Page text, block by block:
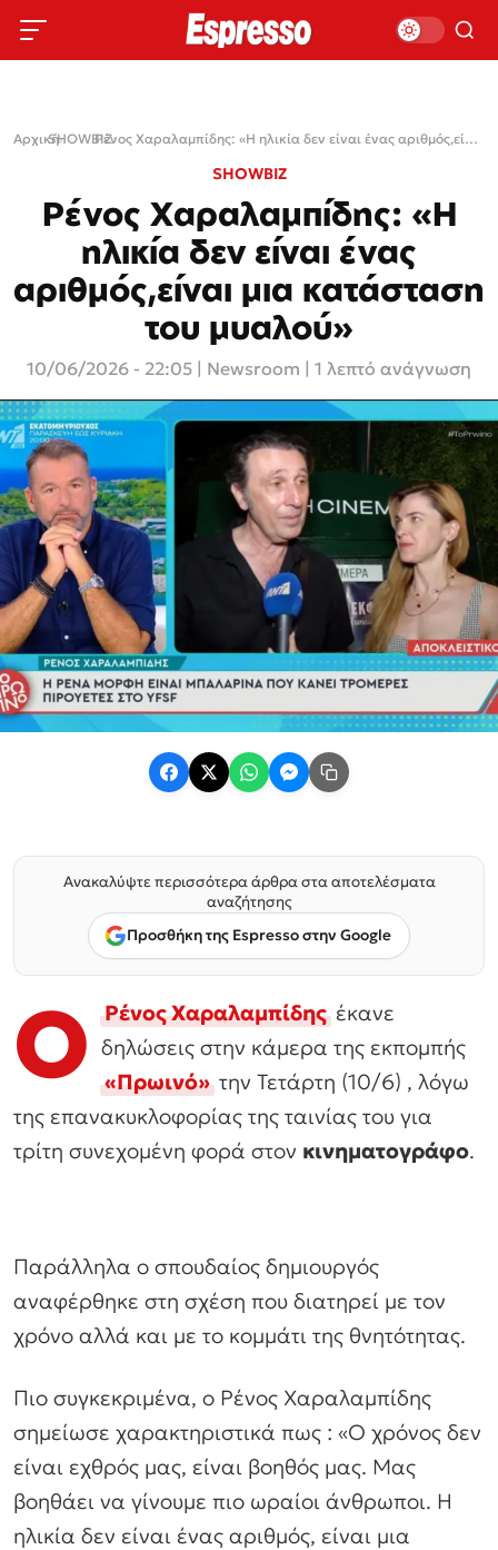
Αρχική›
SHOWBIZ› Ρένος Χαραλαμπίδης: «Η ηλικία δεν είναι ένας αριθμός,είναι μια κατάσταση του μυαλού»
SHOWBIZ
Ρένος Χαραλαμπίδης: «Η
ηλικία δεν είναι ένας
αριθμός,είναι μια κατάσταση
του μυαλού»
10/06/2026 - 22:05 Newsroom | 1 λεπτό ανάγνωση
Ανακαλύψτε περισσότερα άρθρα στα αποτελέσματα
αναζήτησης
Προσθήκη της Espresso στην Google
Ο Ρένος Χαραλαμπίδηςέκανε
δηλώσεις στην κάμερα της εκπομπής
«Πρωινό»την Τετάρτη (10/6) , λόγω
της επανακυκλοφορίας της ταινίας του για
τρίτη συνεχομένη φορά στον κινηματογράφο.
Παράλληλα ο σπουδαίος δημιουργός
αναφέρθηκε στη σχέση που διατηρεί με τον
χρόνο αλλά και με το κομμάτι της θνητότητας.
Πιο συγκεκριμένα, ο Ρένος Χαραλαμπίδης
σημείωσε χαρακτηριστικά πως : «Ο χρόνος δεν
είναι εχθρός μας, είναι βοηθός μας. Μας
βοηθάει να γίνουμε πιο ωραίοι άνθρωποι. Η
ηλικία δεν είναι ένας αριθμός, είναι μια